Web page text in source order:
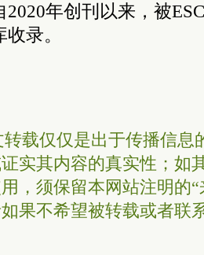
年创刊以来，被
录。
载仅仅是出于传播信息
实其内容的真实性；如
，须保留本网站注明的
果不希望被转载或者联